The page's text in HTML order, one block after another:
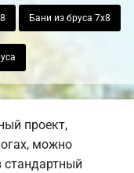
Бани из бруса 7х8
проект,
можно